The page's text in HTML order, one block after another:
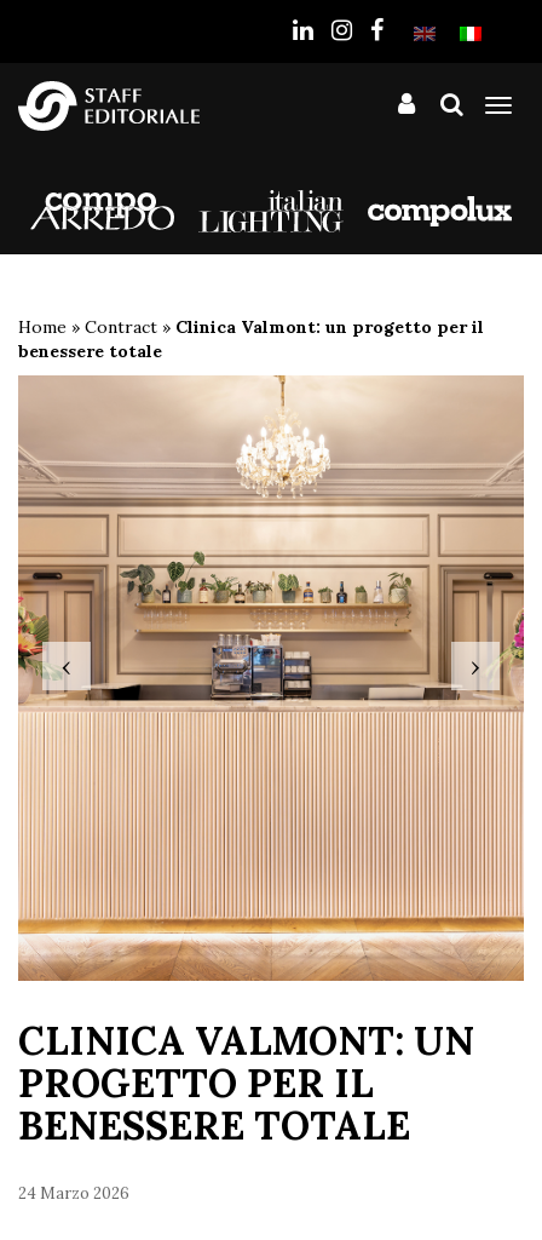
Home » Contract » Clinica Valmont: un progetto per il
benessere totale
‹ ›
CLINICA VALMONT: UN
PROGETTO PER IL
BENESSERE TOTALE
24 Marzo 2026